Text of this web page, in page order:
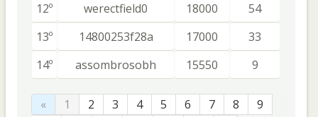
12º
werectfield0 18000
54
13º
14800253f28a 17000
33
14º
assombrosobh 15550 9
« 1 2 3 4 5 6 7 8
9